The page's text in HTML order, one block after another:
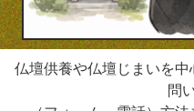
仏壇供養や仏壇じまいを
問